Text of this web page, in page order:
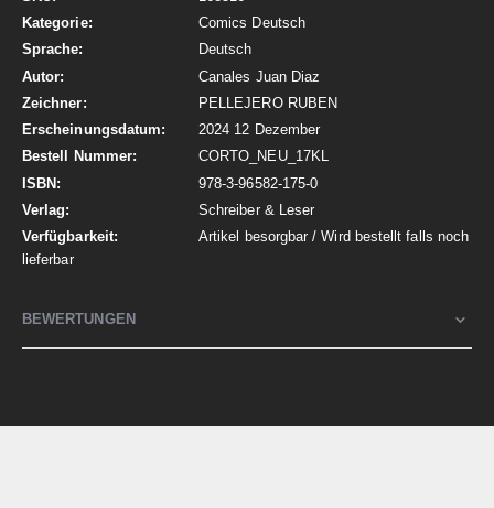
Informationen
Comics Deutsch
Deutsch
Canales Juan Diaz
PELLEJERO RUBEN
2024 12 Dezember
CORTO_NEU_17KL
978-3-96582-175-0
Schreiber & Leser
Artikel besorgbar / Wird bestellt falls noch
lieferbar
BEWERTUNGEN